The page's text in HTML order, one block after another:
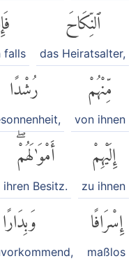
ٱلنِّكَاحَ
das Heiratsalter,
falls
مِّنْهُمْ
von ihnen
رُشْدًا
إِلَيْهِمْ
zu ihnen
أَمْوَٰلَهُمْۖ
ihren Besitz.
إِسْرَافًا
maßlos
وَبِدَارًا